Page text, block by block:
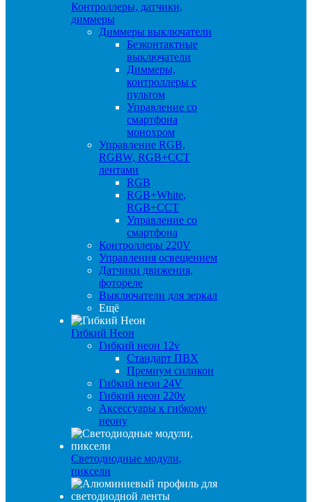
Контроллеры, датчики,
диммеры
Диммеры выключатели
Безконтактные
выключатели
Диммеры,
контроллеры с
пультом
Управление со
смартфона
монохром
Управление RGB,
RGBW, RGB+CCT
лентами
RGB
RGB+White,
RGB+CCT
Управление со
смартфона
Контроллеры 220V
Управления освещением
Датчики движения,
фотореле
Выключатели для зеркал
Ещё
Гибкий Неон
Гибкий неон 12v
Стандарт ПВХ
Премиум силикон
Гибкий неон 24V
Гибкий неон 220v
Аксессуары к гибкому
неону
Светодиодные модули,
пиксели